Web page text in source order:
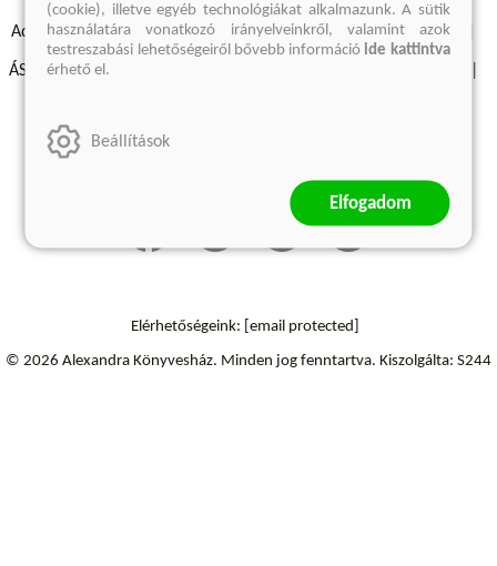
Adatvédelmi szabályzatok Elállási felmondási nyilatkozat
ÁSZF - Vásárlási feltételek
Szállítási információk
Elérhetőségeink: [email protected]
© 2026 Alexandra Könyvesház. Minden jog fenntartva. Kiszolgálta: S244
(cookie), illetve egyéb technológiákat alkalmazunk. A sütik
használatára vonatkozó irányelveinkről, valamint azok
testreszabási lehetőségeiről bővebb információide kattintva
érhető el.
Beállítások
Elfogadom